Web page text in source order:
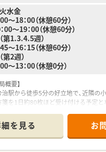
水金
～18：00（休憩60分）
00～19：00（休憩60分）
第1.3.4.5週）
～16：15（休憩60分）
（第2週）
～13：00（休憩0分）
概要】
駅から徒歩5分の好立地で、近隣の
箋を1日約80枚ほど受け付ける予定と
タッフも2名配置して円滑な運営を行
媛県今治市内の便利な場所に位置して
舗からの応援体制も整っているため安
を見る お